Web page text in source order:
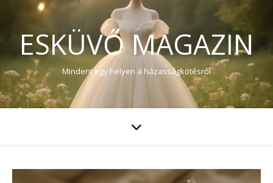
ESKÜVŐ MAGAZIN
Mindent egy helyen a házasságkötésről